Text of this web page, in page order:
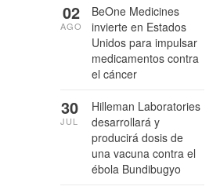
BeOne Medicines
invierte en Estados
Unidos para impulsar
medicamentos contra
el cáncer
02
AGO
Hilleman Laboratories
desarrollará y
producirá dosis de
una vacuna contra el
ébola Bundibugyo
30
JUL